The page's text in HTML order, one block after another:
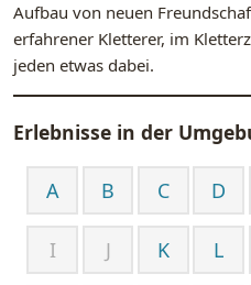
Aufbau von neuen
erfahrener Kletterer, im
jeden etwas dabei.
Erlebnisse in der
A B C D
I J K L